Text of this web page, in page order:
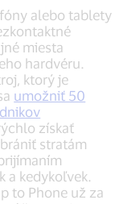
alebo tablety
miesta
hardvéru.
ktorý je
umožniť 50
získať
stratám
a kedykoľvek.
to Phone už za